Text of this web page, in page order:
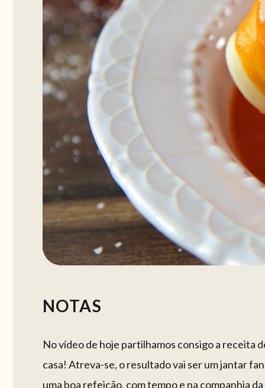
NOTAS
No vídeo de hoje partilhamos consigo a receita
casa! Atreva-se, o resultado vai ser um jantar
uma boa refeição, com tempo e na companhia